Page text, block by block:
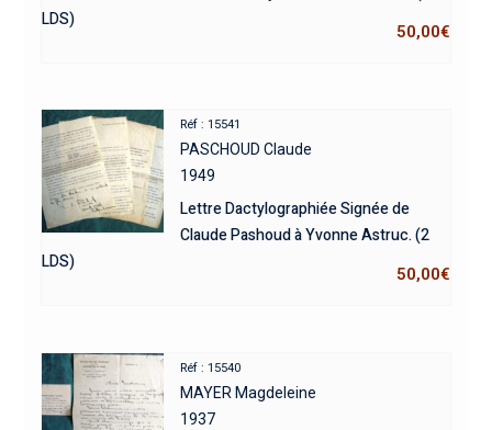
LDS)
50,00€
Réf : 15541
PASCHOUD Claude
1949
Lettre Dactylographiée Signée de
Claude Pashoud à Yvonne Astruc. (2
LDS)
50,00€
Réf : 15540
MAYER Magdeleine
1937